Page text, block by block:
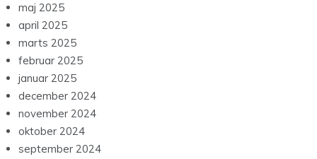
maj 2025
april 2025
marts 2025
februar 2025
januar 2025
december 2024
november 2024
oktober 2024
september 2024